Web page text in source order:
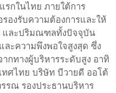
กในไทย ภายใต้การ
องรับความต้องการและให้
และปริมณฑลทั้งปัจจุบัน
ะความพึงพอใจสูงสุด ซึ่ง
กทางผู้บริหารระดับสูง อาทิ
ศไทย บริษัท บีวายดี ออโต้
รณ รองประธานบริหาร